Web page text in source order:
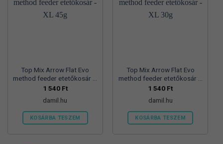
Top Mix Arrow Flat Evo
method feeder etetőkosár –
XL 45g
1 540 Ft
damil.hu
KOSÁRBA TESZEM
Top Mix Arrow Flat Evo
method feeder etetőkosár –
XL 30g
1 540 Ft
damil.hu
KOSÁRBA TESZEM